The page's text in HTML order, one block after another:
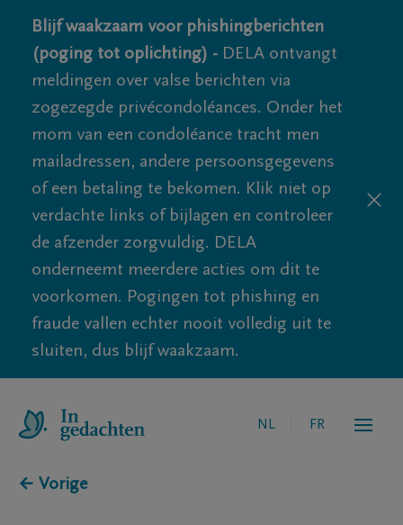
Blijf waakzaam voor phishingberichten
(poging tot oplichting) - DELA ontvangt
meldingen over valse berichten via
zogezegde privécondoléances. Onder het
mom van een condoléance tracht men
mailadressen, andere persoonsgegevens
of een betaling te bekomen. Klik niet op
verdachte links of bijlagen en controleer
de afzender zorgvuldig. DELA
onderneemt meerdere acties om dit te
voorkomen. Pogingen tot phishing en
fraude vallen echter nooit volledig uit te
sluiten, dus blijf waakzaam.
NL FR
← Vorige